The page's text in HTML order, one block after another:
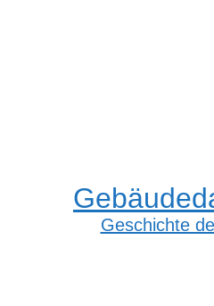
Geschichte